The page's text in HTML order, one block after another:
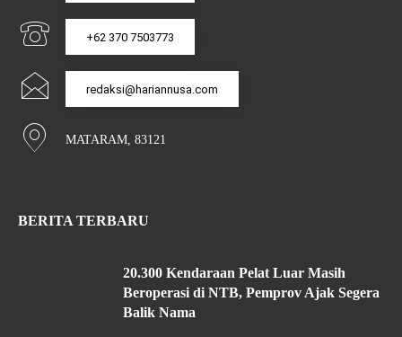
+62 370 7503773
redaksi@hariannusa.com
MATARAM, 83121
BERITA TERBARU
20.300 Kendaraan Pelat Luar Masih
Beroperasi di NTB, Pemprov Ajak Segera
Balik Nama